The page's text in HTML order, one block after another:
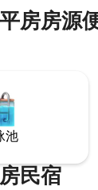
房房源
池
民宿